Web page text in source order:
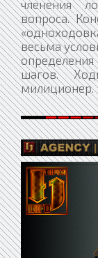
членения
вопроса.
весьма
шагов.
милиционер.